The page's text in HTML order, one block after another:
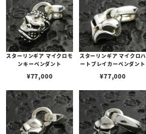
スターリンギア マイクロモ
ンキーペンダント
¥77,000
スターリンギア マイクロハ
ートブレイカーペンダント
¥77,000